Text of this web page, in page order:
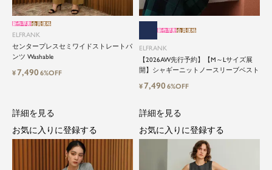
ELFRANK
センタープレスセミワイドストレートパ
ンツ Washable
新作早割会員価格
¥7,4906%OFF
ELFRANK
【2026AW先行予約】【M～Lサイズ展
開】シャギーニットノースリーブベスト
新作早割会員価格
¥7,4906%OFF
詳細を見る
お気に入りに登録する
詳細を見る
お気に入りに登録する